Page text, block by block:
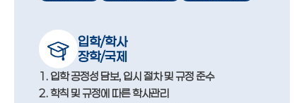
입학/학사
장학/국제
1. 입학 공정성 담보, 입시 절차 및 규정 준수
2. 학칙 및 규정에 따른 학사관리